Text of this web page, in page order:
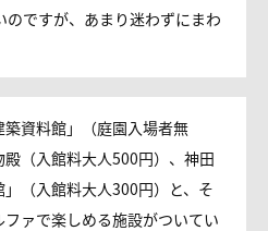
ですが、あまり迷わずにまわ
資料館」（庭園入場者無
（入館料大人500円）、神田
（入館料大人300円）と、そ
ァで楽しめる施設がついてい